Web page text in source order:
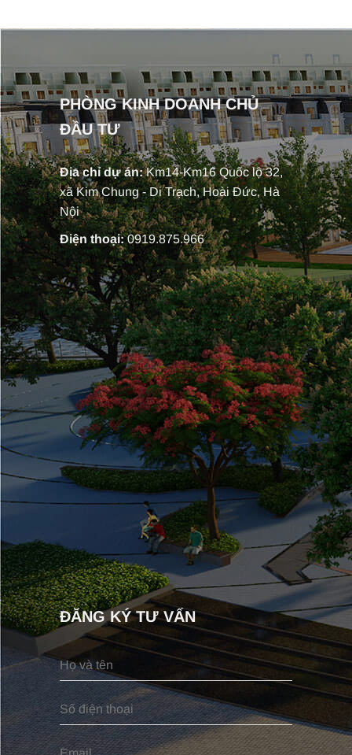
PHÒNG KINH DOANH CHỦ
ĐẦU TƯ
Địa chỉ dự án:Km14-Km16 Quốc lộ 32,
xã Kim Chung - Di Trạch, Hoài Đức, Hà
Nội
Điện thoại:0919.875.966
ĐĂNG KÝ TƯ VẤN